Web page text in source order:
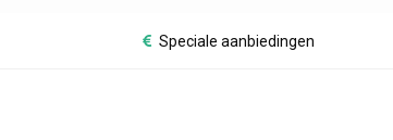
Speciale aanbiedingen